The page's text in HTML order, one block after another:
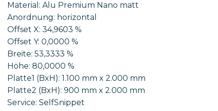
Material: Alu Premium Nano matt
Anordnung: horizontal
Offset X: 34,9603 %
Offset Y: 0,0000 %
Breite: 53,3333 %
Höhe: 80,0000 %
Platte1 (BxH): 1.100 mm x 2.000 mm
Platte2 (BxH): 900 mm x 2.000 mm
Service: SelfSnippet